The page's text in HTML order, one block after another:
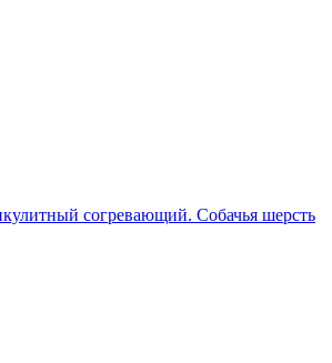
согревающий. Собачья шерсть